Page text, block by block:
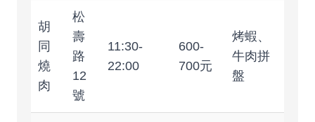
胡
同
燒
肉
松
壽
路
12
號
11:30-
22:00
600-
700元
烤蝦、
牛肉拼
盤